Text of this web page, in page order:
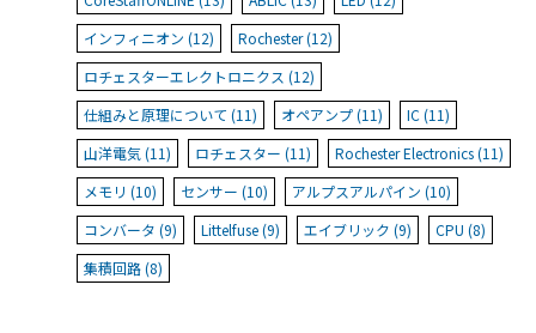
インフィニオン (12)
Rochester (12)
ロチェスターエレクトロニクス (12)
仕組みと原理について (11)
オペアンプ (11)
IC (11)
山洋電気 (11)
ロチェスター (11)
Rochester Electronics (11)
メモリ (10)
センサー (10)
アルプスアルパイン (10)
コンバータ (9)
Littelfuse (9) エイブリック (9)
CPU (8)
集積回路 (8)